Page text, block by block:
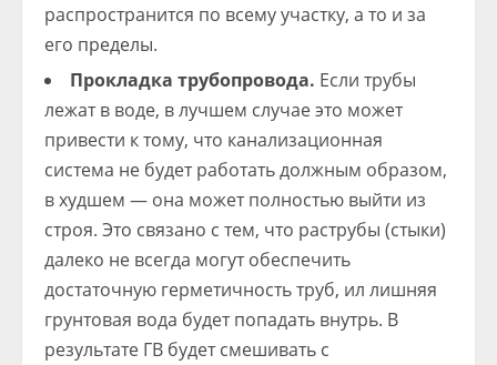
распространится по всему участку, а то и за
его пределы.
Прокладка трубопровода. Если трубы
лежат в воде, в лучшем случае это может
привести к тому, что канализационная
система не будет работать должным образом,
в худшем — она может полностью выйти из
строя. Это связано с тем, что раструбы (стыки)
далеко не всегда могут обеспечить
достаточную герметичность труб, ил лишняя
грунтовая вода будет попадать внутрь. В
результате ГВ будет смешивать с